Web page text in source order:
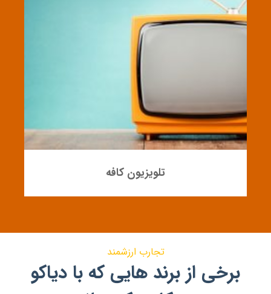
تجارب ارزشمند
برخی از برند هایی که با دیاکو